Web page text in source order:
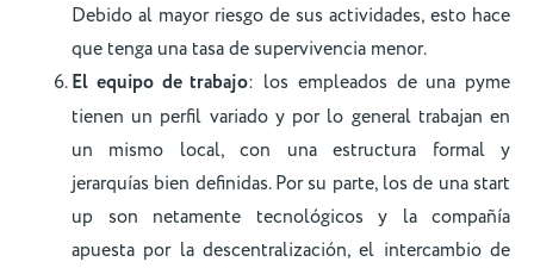
Debido al mayor riesgo de sus actividades, esto hace
que tenga una tasa de supervivencia menor.
El equipo de trabajo: los empleados de una pyme
tienen un perfil variado y por lo general trabajan en
un mismo local, con una estructura formal y
jerarquías bien definidas. Por su parte, los de una start
up son netamente tecnológicos y la compañía
apuesta por la descentralización, el intercambio de